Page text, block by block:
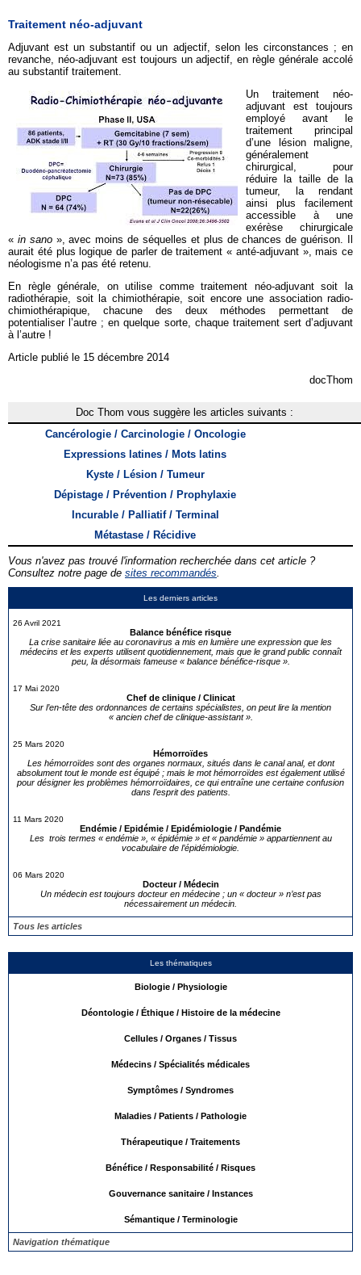
Les derniers articles
26 Avril 2021
Balance bénéfice risque
La crise sanitaire liée au coronavirus a mis en lumière une expression que les
médecins et les experts utilisent quotidiennement, mais que le grand public connaît
peu, la désormais fameuse « balance bénéfice-risque ».
17 Mai 2020
Chef de clinique / Clinicat
Sur l’en-tête des ordonnances de certains spécialistes, on peut lire la mention
« ancien chef de clinique-assistant ».
25 Mars 2020
Hémorroïdes
Les hémorroïdes sont des organes normaux, situés dans le canal anal, et dont
absolument tout le monde est équipé ; mais le mot hémorroïdes est également utilisé
pour désigner les problèmes hémorroïdaires, ce qui entraîne une certaine confusion
dans l’esprit des patients.
11 Mars 2020
Endémie / Epidémie / Epidémiologie / Pandémie
Les trois termes « endémie », « épidémie » et « pandémie » appartiennent au
vocabulaire de l’épidémiologie.
06 Mars 2020
Docteur / Médecin
Un médecin est toujours docteur en médecine ; un « docteur » n’est pas
nécessairement un médecin.
Tous les articles
Les thématiques
Biologie / Physiologie
Déontologie / Éthique / Histoire de la médecine
Cellules / Organes / Tissus
Médecins / Spécialités médicales
Symptômes / Syndromes
Maladies / Patients / Pathologie
Thérapeutique / Traitements
Bénéfice / Responsabilité / Risques
Gouvernance sanitaire / Instances
Sémantique / Terminologie
Navigation thématique
Traitement néo-adjuvant
Adjuvant est un substantif ou un adjectif, selon les circonstances ; en
revanche, néo-adjuvant est toujours un adjectif, en règle générale accolé
au substantif traitement.
Un traitement néo-
adjuvant est toujours
employé avant le
traitement principal
d’une lésion maligne,
généralement
chirurgical, pour
réduire la taille de la
tumeur, la rendant
ainsi plus facilement
accessible à une
exérèse chirurgicale
« in sano», avec moins de séquelles et plus de chances de guérison. Il
aurait été plus logique de parler de traitement « anté-adjuvant », mais ce
néologisme n’a pas été retenu.
En règle générale, on utilise comme traitement néo-adjuvant soit la
radiothérapie, soit la chimiothérapie, soit encore une association radio-
chimiothérapique, chacune des deux méthodes permettant de
potentialiser l’autre ; en quelque sorte, chaque traitement sert d’adjuvant
à l’autre !
Article publié le 15 décembre 2014
docThom
Doc Thom vous suggère les articles suivants :
Cancérologie / Carcinologie / Oncologie
Expressions latines / Mots latins
Kyste / Lésion / Tumeur
Dépistage / Prévention / Prophylaxie
Incurable / Palliatif / Terminal
Métastase / Récidive
Vous n'avez pas trouvé l'information recherchée dans cet article ?
Consultez notre page de sites recommandés